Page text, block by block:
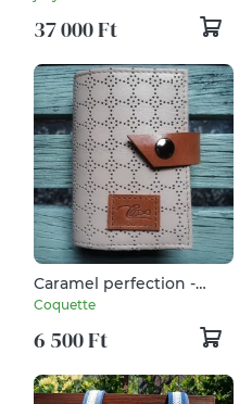
37 000 Ft
Caramel perfection -
bankkártya tartó
Coquette
6 500 Ft